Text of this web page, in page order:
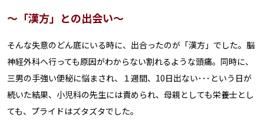
～「漢方」との出会い～
そんな失意のどん底にいる時に、出合ったのが「漢方」でした。脳
神経外科へ行っても原因がわからない割れるような頭痛。同時に、
三男の手強い便秘に悩まされ、１週間、10日出ない･･･という日が
続いた結果、小児科の先生には責められ、母親としても栄養士とし
ても、プライドはズタズタでした。